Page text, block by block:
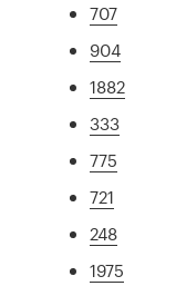
707
904
1882
333
775
721
248
1975